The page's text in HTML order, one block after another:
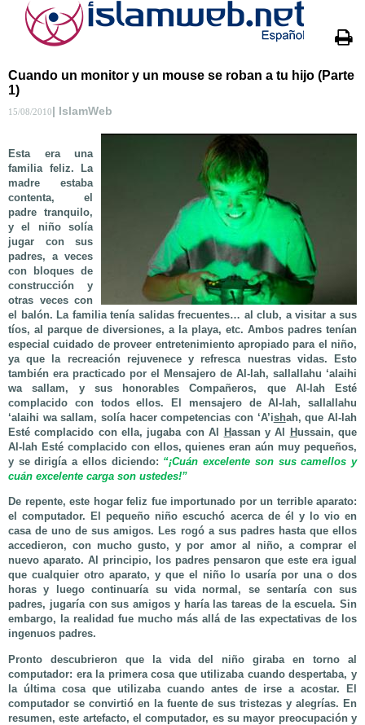
Cuando un monitor y un mouse se roban a tu hijo (Parte
1)
15/08/2010| IslamWeb
Esta era una
familia feliz. La
madre estaba
contenta, el
padre tranquilo,
y el niño solía
jugar con sus
padres, a veces
con bloques de
construcción y
otras veces con
el balón. La familia tenía salidas frecuentes… al club, a visitar a sus
tíos, al parque de diversiones, a la playa, etc. Ambos padres tenían
especial cuidado de proveer entretenimiento apropiado para el niño,
ya que la recreación rejuvenece y refresca nuestras vidas. Esto
también era practicado por el Mensajero de Al-lah, sallallahu ‘alaihi
wa sallam, y sus honorables Compañeros, que Al-lah Esté
complacido con todos ellos. El mensajero de Al-lah, sallallahu
‘alaihi wa sallam, solía hacer competencias con ‘A’ishah, que Al-lah
Esté complacido con ella, jugaba con Al
Hassan y Al Hussain, que
Al-lah Esté complacido con ellos, quienes eran aún muy pequeños,
y se dirigía a ellos diciendo: “¡Cuán excelente son sus camellos y
cuán excelente carga son ustedes!”
De repente, este hogar feliz fue importunado por un terrible aparato:
el computador. El pequeño niño escuchó acerca de él y lo vio en
casa de uno de sus amigos. Les rogó a sus padres hasta que ellos
accedieron, con mucho gusto, y por amor al niño, a comprar el
nuevo aparato. Al principio, los padres pensaron que este era igual
que cualquier otro aparato, y que el niño lo usaría por una o dos
horas y luego continuaría su vida normal, se sentaría con sus
padres, jugaría con sus amigos y haría las tareas de la escuela. Sin
embargo, la realidad fue mucho más allá de las expectativas de los
ingenuos padres.
Pronto descubrieron que la vida del niño giraba en torno al
computador: era la primera cosa que utilizaba cuando despertaba, y
la última cosa que utilizaba cuando antes de irse a acostar. El
computador se convirtió en la fuente de sus tristezas y alegrías. En
resumen, este artefacto, el computador, es su mayor preocupación y